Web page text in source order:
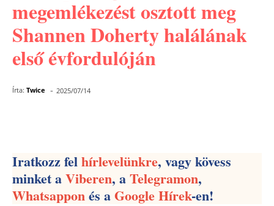
megemlékezést osztott meg
Shannen Doherty halálának
első évfordulóján
Írta: Twice - 2025/07/14
Iratkozz felhírlevelünkre, vagy kövess
minket aViberen, aTelegramon,
Whatsapponés aGoogle Hírek-en!